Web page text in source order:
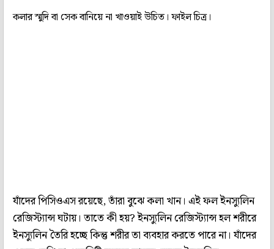
কলার স্মুদি বা সেক বানিয়ে না খাওয়াই উচিত। ফাইল চিত্র।
যাঁদের পিসিওএস রয়েছে, তাঁরা বুঝে কলা খান। এই ফল ইনস্যুলিন
রেজিস্ট্যান্স ঘটায়। তাতে কী হয়? ইনস্যুলিন রেজিস্ট্যান্স হল শরীরে
ইনস্যুলিন তৈরি হচ্ছে কিন্তু শরীর তা ব্যবহার করতে পারে না। যাঁদের